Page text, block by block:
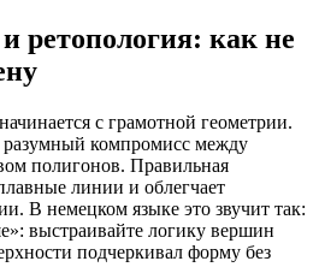
ретопология: как не
с грамотной геометрии.
компромисс между
полигонов. Правильная
линии и облегчает
В немецком языке это звучит так:
выстраивайте логику вершин
подчеркивал форму без